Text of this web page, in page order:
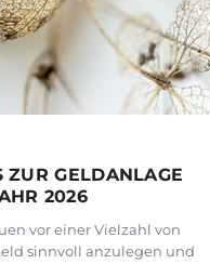
ZUR GELDANLAGE
2026
vor einer Vielzahl von
sinnvoll anzulegen und